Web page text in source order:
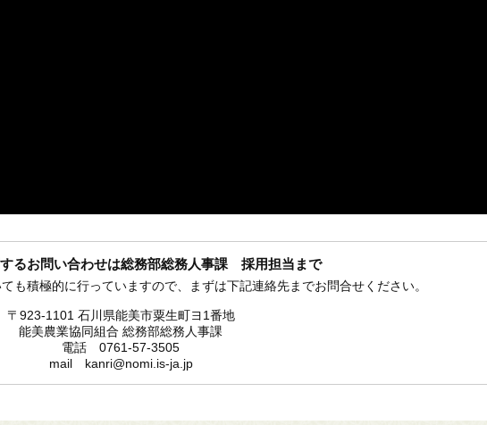
るお問い合わせは総務部総務人事課 採用担当まで
も積極的に行っていますので、まずは下記連絡先までお問合せください。
〒923-1101 石川県能美市粟生町ヨ1番地
能美農業協同組合 総務部総務人事課
電話 0761-57-3505
mail kanri@nomi.is-ja.jp